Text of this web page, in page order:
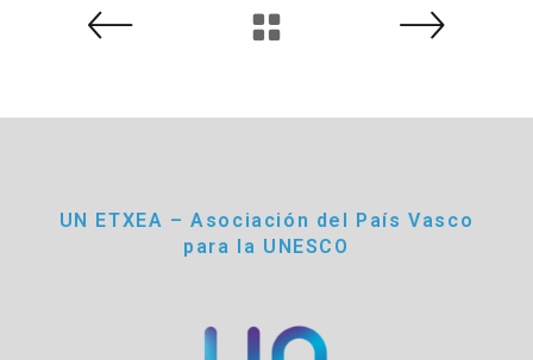
UN ETXEA – Asociación del País Vasco
para la UNESCO